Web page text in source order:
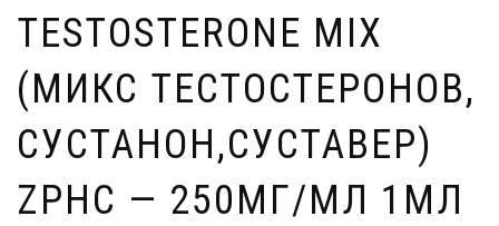
TESTOSTERONE MIX
(МИКС ТЕСТОСТЕРОНОВ,
СУСТАНОН,СУСТАВЕР)
ZPHC — 250МГ/МЛ 1МЛ